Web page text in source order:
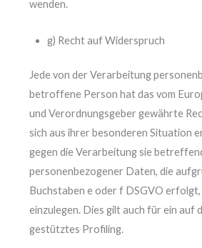
wenden.
g) Recht auf Widerspruch
Jede von der Verarbeitung
betroffene Person hat das vom
und Verordnungsgeber gewährte
sich aus ihrer besonderen Situation
gegen die Verarbeitung sie
personenbezogener Daten, die
Buchstaben e oder f DSGVO
einzulegen. Dies gilt auch für ein auf
gestütztes Profiling.